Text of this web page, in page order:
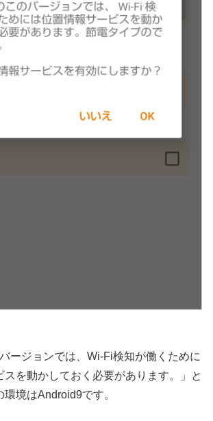
ージョンでは、Wi-Fi検知が働くために
スを動かしておく必要があります。」と
境はAndroid9です。